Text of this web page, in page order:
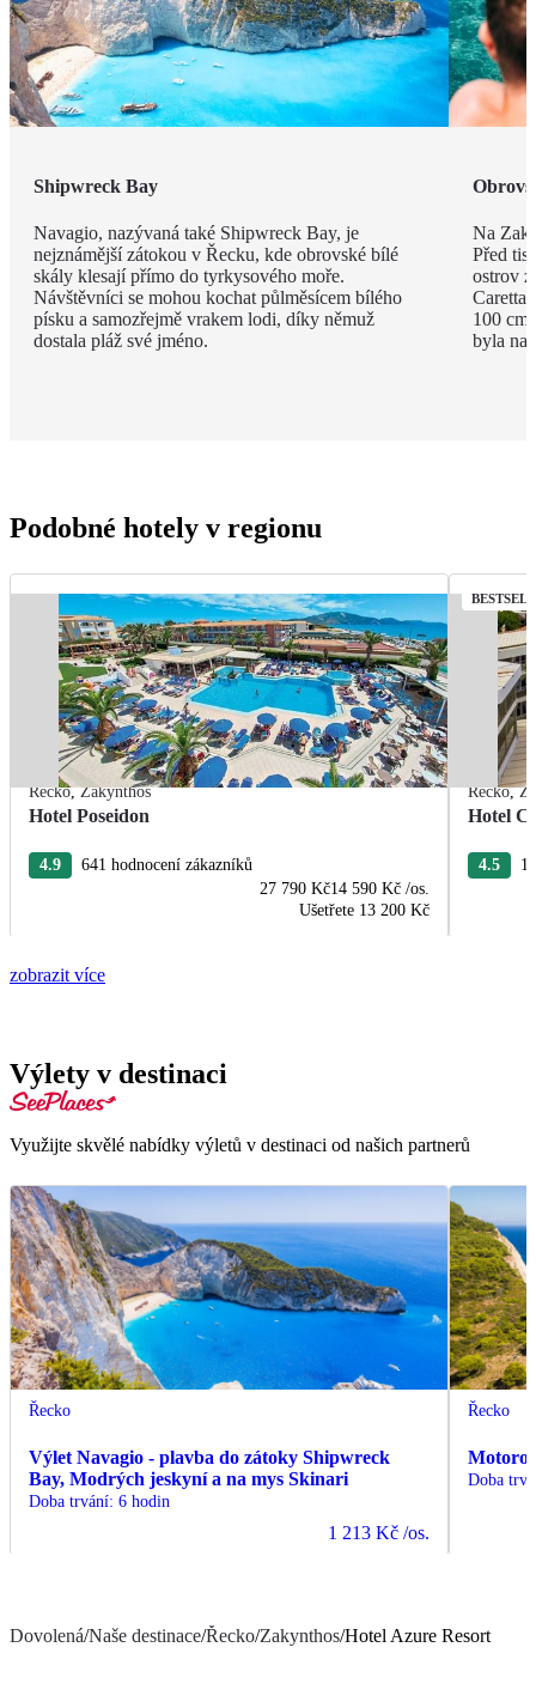
Shipwreck Bay
Navagio, nazývaná také Shipwreck Bay, je
nejznámější zátokou v Řecku, kde obrovské bílé
skály klesají přímo do tyrkysového moře.
Návštěvníci se mohou kochat půlměsícem bílého
písku a samozřejmě vrakem lodi, díky němuž
dostala pláž své jméno.
Na
Před
ostrov
Caretta
100 cm
byla na
Podobné hotely v regionu
Řecko,Zakynthos
Hotel Poseidon
4.9
641 hodnocení zákazníků
27 790 Kč14 590 Kč /os.
Ušetřete 13 200 Kč
Řecko,
Hotel
4.5
zobrazit více
Výlety v destinaci
Využijte skvělé nabídky výletů v destinaci od našich partnerů
Řecko
Výlet Navagio - plavba do zátoky Shipwreck
Bay, Modrých jeskyní a na mys Skinari
Doba trvání: 6 hodin
1 213 Kč /os.
Řecko
Doba
Dovolená/Naše destinace/Řecko/Zakynthos/Hotel Azure Resort